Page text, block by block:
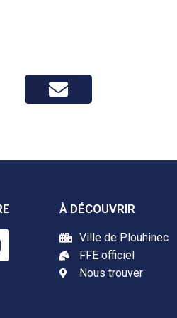
À DÉCOUVRIR
Ville de Plouhinec
FFE officiel
Nous trouver